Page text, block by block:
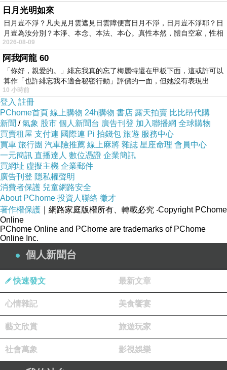
會更超值美味。
馬鈴薯沙拉濃郁口感優，菲力牛小juicy。
肝 醬頗為濃郁滋味，重口味者會相當愛、而我覺得單吃牛肉沾醬就頗值
得一嚐。
牛菌菇洋蔥尼昆麵279元(蔬食)
聚坊菜單名稱都很"落落長"，感覺是把各口味排上名單上頭^^！
採用法式洋蔥湯做法，先將洋蔥慢火炒至深褐色，帶出洋蔥特有的甜
味，再加入牛菌菇及義大利寬麵一起拌炒。」主廚說，這道料理沒有肉
類或海鮮，但口感豐腴紮實，完全沒有吃素的感覺！
一向愛吃素餐點的我，之後發現這道偏向素食(蔬食)風味，難怪這麼對
我的味！
連不愛吃蔬食(素食)者的紫先生也相當青睞！
食材採用蕃茄、洋蔥、各菇類，深褐色醬汁收的乾濕度恰當，菇類大手
筆，感覺吃不完的菇^^"，好吃！
份量十足，依此價格又能享受無限暢飲沙拉吧，是走平價聚餐路線。
-----------------------------------------------------------------------------------
聚坊GREAT ROOM
電話：04-35055500～2803
營業時間：11:30～21:00
地址：台中市自由路2段94號（
台中公園智選假日飯店
日月光明如來
日月豈不淨？凡夫見月雲遮見日雲障便言日月不淨，日月豈不淨耶？日
月豈為汝分別？本淨、本念、本法、本心。真性本然，體自空寂，性相
2026-08-09
阿我阿龍 60
「你好，親愛的。」緋忘我真的忘了梅麗特還在甲板下面，這或許可以
算作「也許緋忘我不適合秘密行動」評價的一面，但她沒有表現出
10 小時前
登入 註冊
PChome首頁 線上購物 24h購物 書店 露天拍賣 比比昂代購
新聞 /氣象 股市 個人新聞台 廣告刊登 加入聯播網 全球購物
買賣租屋 支付連 國際連 Pi 拍錢包 旅遊 服務中心
買車 旅行團 汽車險推薦 線上麻將 雜誌 星座命理 會員中心
一元簡訊 直播達人 數位憑證 企業簡訊
買網址 虛擬主機 企業郵件
廣告刊登 隱私權聲明
消費者保護 兒童網路安全
About PChome 投資人聯絡 徵才
著作權保護 ｜網路家庭版權所有、轉載必究 ‧Copyright PChome
Online
PChome Online and PChome are trademarks of PChome
Online Inc.
個人新聞台
快速發文 最新文章
心情雜記 美食饗宴
藝文欣賞 旅遊玩家
社會萬象 影視娛樂